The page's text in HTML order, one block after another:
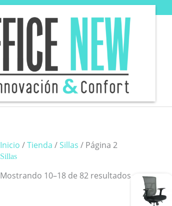
Inicio /Tienda /Sillas / Página 2
Sillas
Mostrando 10–18 de 82 resultados Ordenado
por
precio: